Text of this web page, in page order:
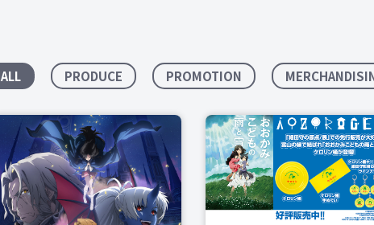
ALL PRODUCE PROMOTION